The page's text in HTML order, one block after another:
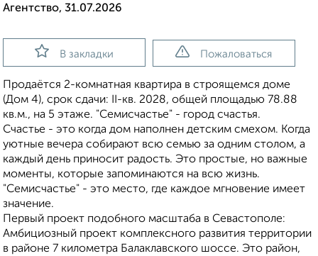
Агентство, 31.07.2026
В закладки Пожаловаться
Продаётся 2-комнатная квартира в строящемся доме
(Дом 4), срок сдачи: II-кв. 2028, общей площадью 78.88
кв.м., на 5 этаже. "Семисчастье" - город счастья.
Счастье - это когда дом наполнен детским смехом. Когда
уютные вечера собирают всю семью за одним столом, а
каждый день приносит радость. Это простые, но важные
моменты, которые запоминаются на всю жизнь.
"Семисчастье" - это место, где каждое мгновение имеет
значение.
Первый проект подобного масштаба в Севастополе:
Амбициозный проект комплексного развития территории
в районе 7 километра Балаклавского шоссе. Это район,